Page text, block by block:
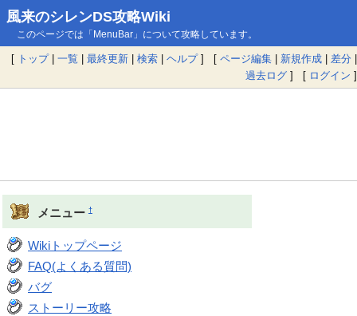
風来のシレンDS攻略Wiki
このページでは「MenuBar」について攻略しています。
[ トップ| 一覧 | 最終更新 | 検索 | ヘルプ] [ ページ編集 | 新規作成 | 差分 |
過去ログ ] [ ログイン ]
メニュー †
Wikiトップページ
FAQ(よくある質問)
バグ
ストーリー攻略